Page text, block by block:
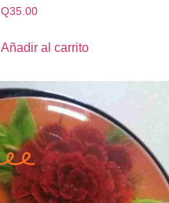
Q35.00
Añadir al carrito